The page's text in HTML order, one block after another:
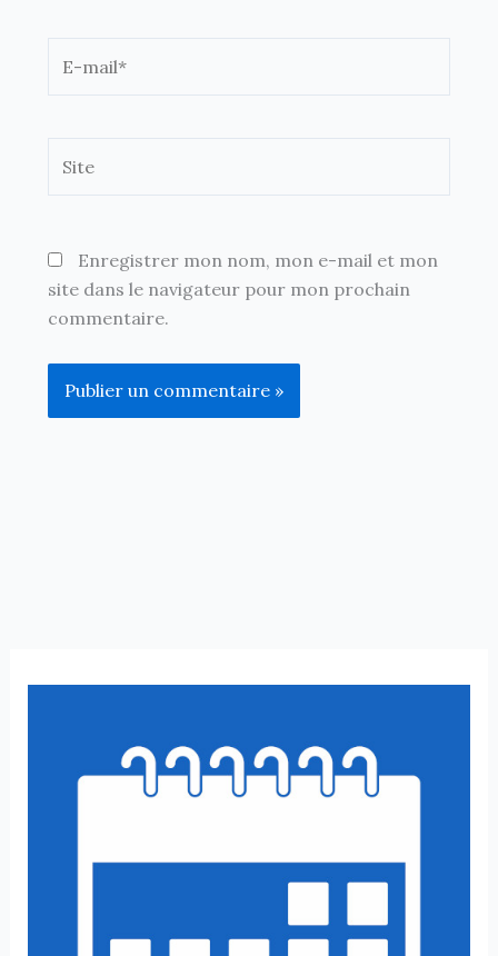
mail*
Enregistrer mon nom, mon e-mail et mon
site dans le navigateur pour mon prochain
commentaire.